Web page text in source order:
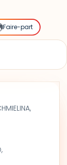
Faire-part